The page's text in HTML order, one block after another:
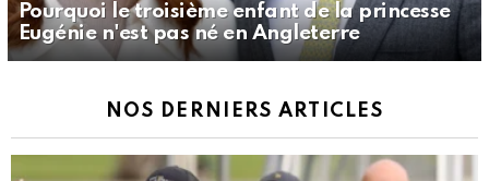
Pourquoi le troisième enfant de la princesse
Eugénie n'est pas né en Angleterre
NOS DERNIERS ARTICLES